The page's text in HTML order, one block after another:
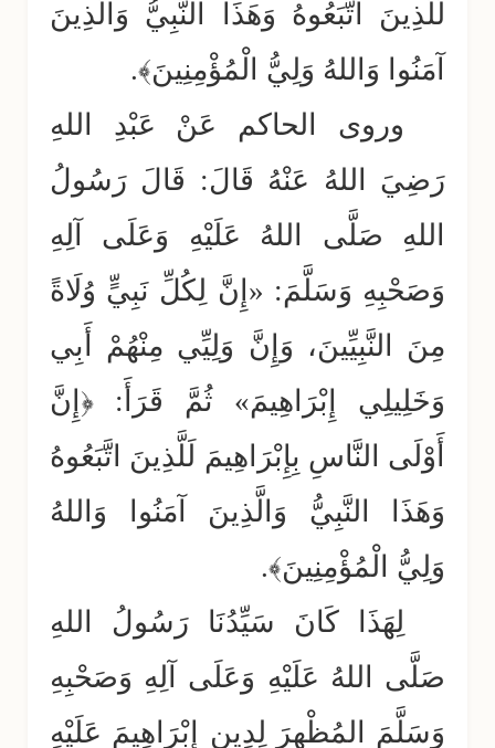
لَلَّذِينَ اتَّبَعُوهُ وَهَذَا النَّبِيُّ وَالَّذِينَ
آمَنُوا وَاللهُ وَلِيُّ الْمُؤْمِنِينَ﴾.
وروى الحاكم عَنْ عَبْدِ اللهِ
رَضِيَ اللهُ عَنْهُ قَالَ: قَالَ رَسُولُ
اللهِ صَلَّى اللهُ عَلَيْهِ وَعَلَى آلِهِ
وَصَحْبِهِ وَسَلَّمَ: «إِنَّ لِكُلِّ نَبِيٍّ وُلَاةً
مِنَ النَّبِيِّينَ، وَإِنَّ وَلِيِّي مِنْهُمْ أَبِي
وَخَلِيلِي إِبْرَاهِيمَ» ثُمَّ قَرَأَ: ﴿إِنَّ
أَوْلَى النَّاسِ بِإِبْرَاهِيمَ لَلَّذِينَ اتَّبَعُوهُ
وَهَذَا النَّبِيُّ وَالَّذِينَ آمَنُوا وَاللهُ
وَلِيُّ الْمُؤْمِنِينَ﴾.
لِهَذَا كَانَ سَيِّدُنَا رَسُولُ اللهِ
صَلَّى اللهُ عَلَيْهِ وَعَلَى آلِهِ وَصَحْبِهِ
وَسَلَّمَ المُظْهِرَ لِدِينِ إِبْرَاهِيمَ عَلَيْهِ